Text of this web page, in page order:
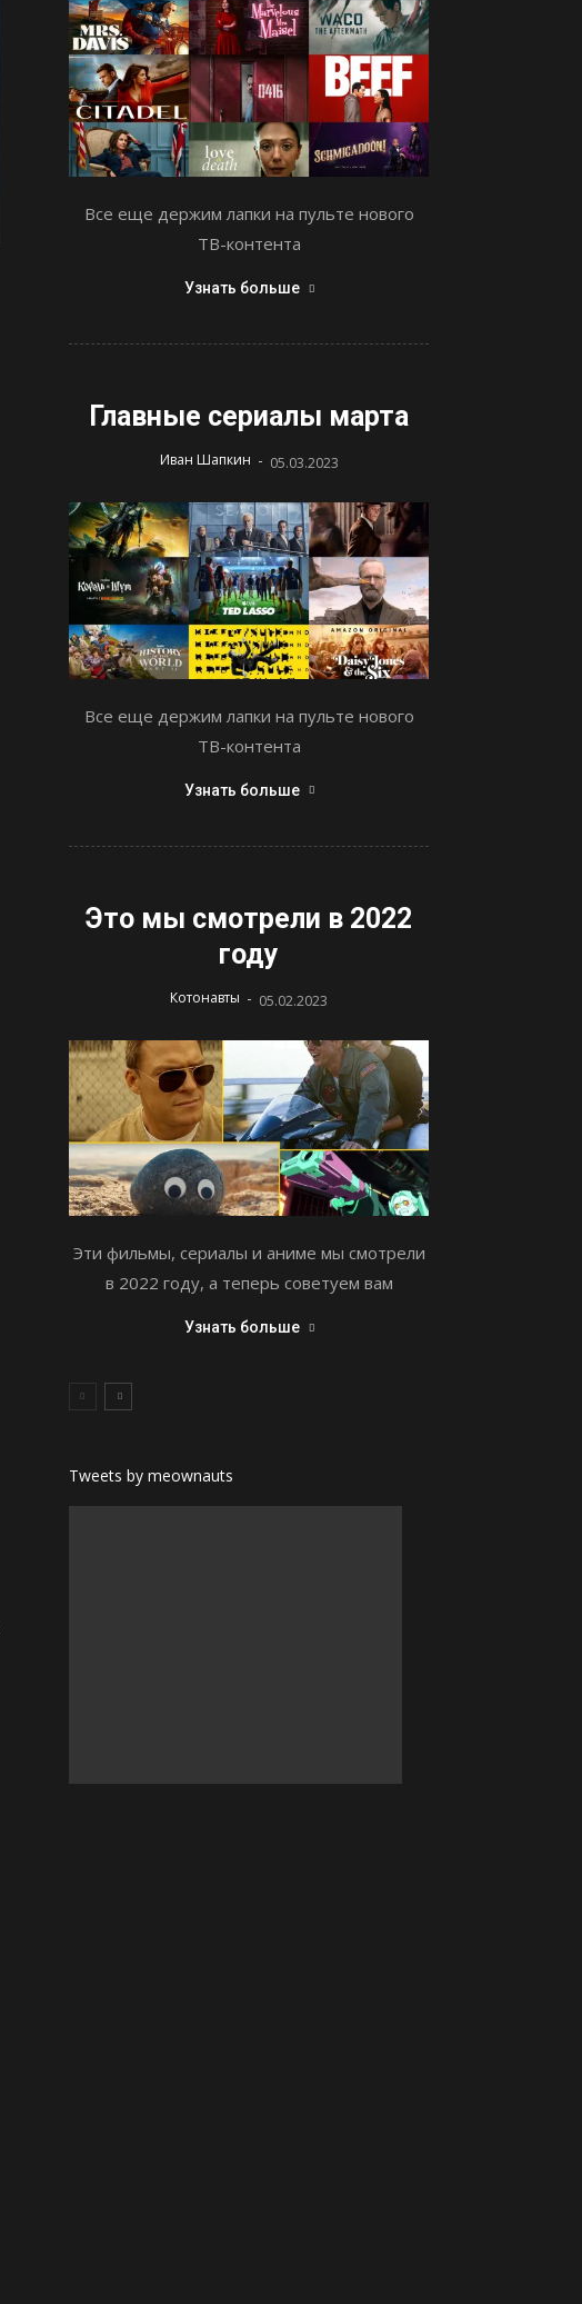
Все еще держим лапки на пульте нового
ТВ-контента
Узнать больше
Главные сериалы марта
Иван Шапкин - 05.03.2023
Все еще держим лапки на пульте нового
ТВ-контента
Узнать больше
Это мы смотрели в 2022
году
Котонавты - 05.02.2023
Эти фильмы, сериалы и аниме мы смотрели
в 2022 году, а теперь советуем вам
Узнать больше
Tweets by meownauts